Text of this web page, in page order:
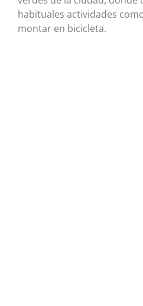
habituales actividades
montar en bicicleta.